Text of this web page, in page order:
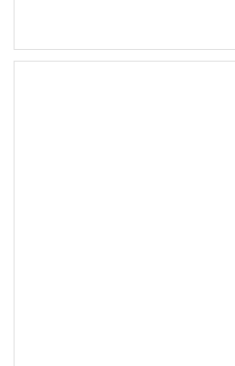
и куда вы пойдёте жить, как
какие практические